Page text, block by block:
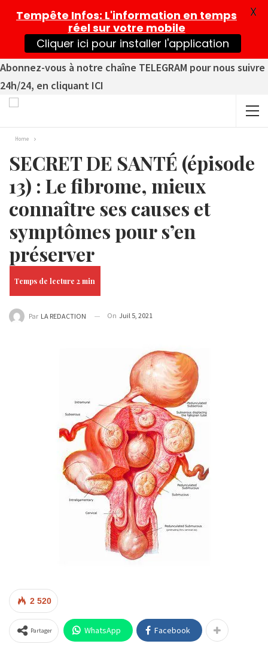
Abonnez-vous à notre chaîne TELEGRAM pour nous suivre
24h/24, en cliquant ICI
Home
SECRET DE SANTÉ (épisode
13) : Le fibrome, mieux
connaître ses causes et
symptômes pour s’en
préserver
Par LA REDACTION On Juil 5, 2021
2 520
Partager WhatsApp Facebook
Tempête Infos: L'information en temps
réel sur votre mobile
Cliquer ici pour installer l'application
X